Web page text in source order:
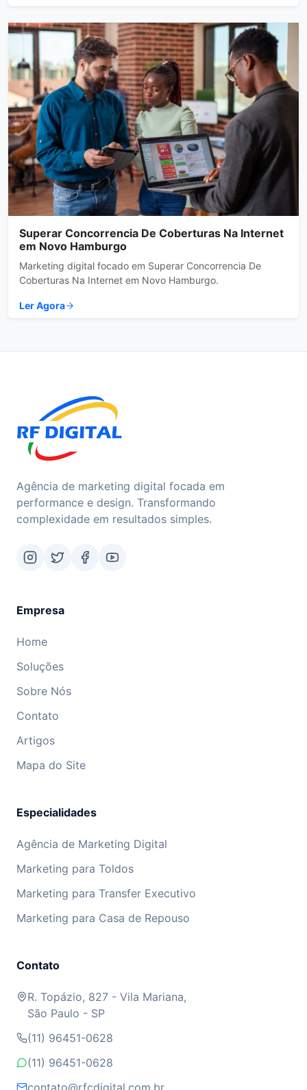
Superar Concorrencia De Coberturas Na Internet
em Novo Hamburgo
Marketing digital focado em Superar Concorrencia De
Coberturas Na Internet em Novo Hamburgo.
Ler Agora
Agência de marketing digital focada em
performance e design. Transformando
complexidade em resultados simples.
Empresa
Home
Soluções
Sobre Nós
Contato
Artigos
Mapa do Site
Especialidades
Agência de Marketing Digital
Marketing para Toldos
Marketing para Transfer Executivo
Marketing para Casa de Repouso
Contato
R. Topázio, 827 - Vila Mariana,
São Paulo - SP
(11) 96451-0628
(11) 96451-0628